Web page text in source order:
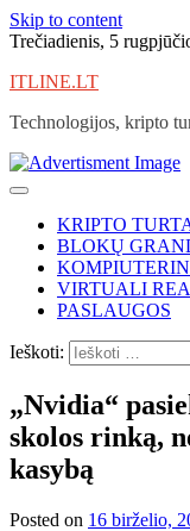
Skip to content
Trečiadienis, 5
ITLINE.LT
Technologijos, kripto
KRIPTO
BLOKŲ
VIRTUALI
PASLAUGOS
Ieškoti:
„Nvidia“
skolos rinką,
kasybą
Posted on 16 birželio,